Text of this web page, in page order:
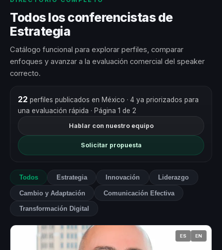
Todos los conferencistas de
Estrategia
Catálogo funcional para explorar perfiles, comparar
enfoques y avanzar a la evaluación comercial del speaker
correcto.
22 perfiles publicados en México · 4 ya priorizados para
una evaluación rápida · Página 1 de 2
Hablar con nuestro equipo
Solicitar propuesta
Todos Estrategia Innovación Liderazgo
Cambio y Adaptación Comunicación Efectiva
Transformación Digital
ES EN